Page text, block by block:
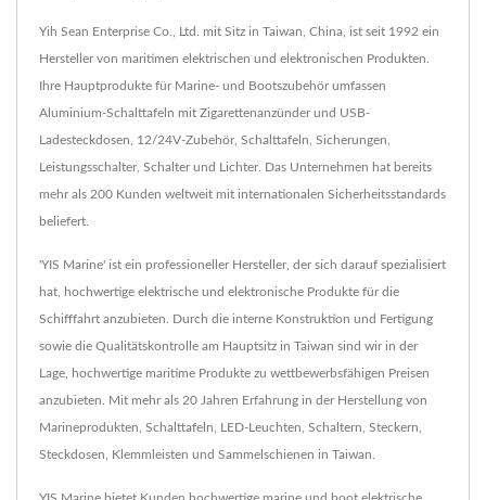
Yih Sean Enterprise Co., Ltd. mit Sitz in Taiwan, China, ist seit 1992 ein
Hersteller von maritimen elektrischen und elektronischen Produkten.
Ihre Hauptprodukte für Marine- und Bootszubehör umfassen
Aluminium-Schalttafeln mit Zigarettenanzünder und USB-
Ladesteckdosen, 12/24V-Zubehör, Schalttafeln, Sicherungen,
Leistungsschalter, Schalter und Lichter. Das Unternehmen hat bereits
mehr als 200 Kunden weltweit mit internationalen Sicherheitsstandards
beliefert.
'YIS Marine' ist ein professioneller Hersteller, der sich darauf spezialisiert
hat, hochwertige elektrische und elektronische Produkte für die
Schifffahrt anzubieten. Durch die interne Konstruktion und Fertigung
sowie die Qualitätskontrolle am Hauptsitz in Taiwan sind wir in der
Lage, hochwertige maritime Produkte zu wettbewerbsfähigen Preisen
anzubieten. Mit mehr als 20 Jahren Erfahrung in der Herstellung von
Marineprodukten, Schalttafeln, LED-Leuchten, Schaltern, Steckern,
Steckdosen, Klemmleisten und Sammelschienen in Taiwan.